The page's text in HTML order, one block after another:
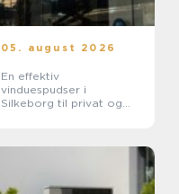
05. august 2026
En effektiv
vinduespudser i
Silkeborg til privat og